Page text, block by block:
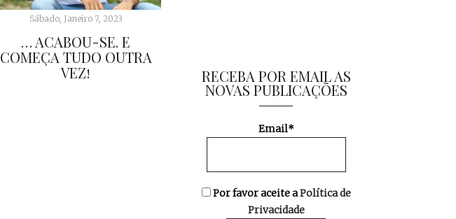
Sábado, Janeiro 7, 2023
… ACABOU-SE. E
COMEÇA TUDO OUTRA
VEZ!
RECEBA POR EMAIL AS
NOVAS PUBLICAÇÕES
Email*
Por favor aceite aPolítica de
Privacidade